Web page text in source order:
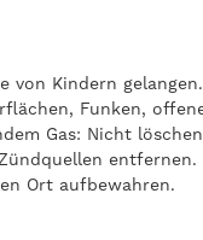
von Kindern gelangen.
Funken,
Gas: Nicht
entfernen.
Ort aufbewahren.